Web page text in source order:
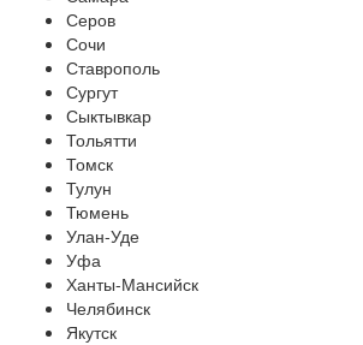
Серов
Сочи
Ставрополь
Сургут
Сыктывкар
Тольятти
Томск
Тулун
Тюмень
Улан-Уде
Уфа
Ханты-Мансийск
Челябинск
Якутск